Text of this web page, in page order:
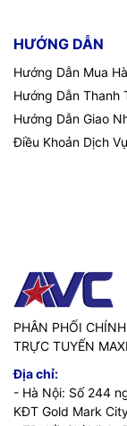
HƯỚNG DẪN
Hướng Dẫn Mua
Hướng Dẫn Thanh
Hướng Dẫn Giao
Điều Khoản Dịch Vụ
PHÂN PHỐI
TRỰC TUYẾN
Địa chỉ:
- Hà Nội: Số 244
KĐT Gold Mark